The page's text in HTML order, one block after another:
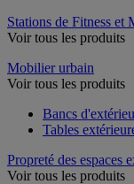
Stations de Fitness et
Voir tous les produits
Mobilier urbain
Voir tous les produits
Bancs
Tables
Propreté des espaces
Voir tous les produits